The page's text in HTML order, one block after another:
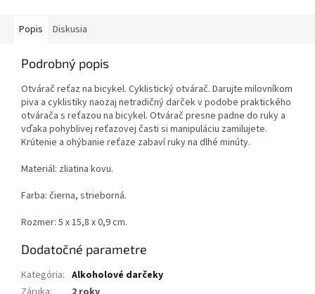
Popis Diskusia
Podrobný popis
Otvárač reťaz na bicykel. Cyklistický otvárač. Darujte milovníkom
piva a cyklistiky naozaj netradičný darček v podobe praktického
otvárača s reťazou na bicykel. Otvárač presne padne do ruky a
vďaka pohyblivej reťazovej časti si manipuláciu zamilujete.
Krútenie a ohýbanie reťaze zabaví ruky na dlhé minúty.
Materiál: zliatina kovu.
Farba: čierna, strieborná.
Rozmer: 5 x 15,8 x 0,9 cm.
Dodatočné parametre
Kategória: Alkoholové darčeky